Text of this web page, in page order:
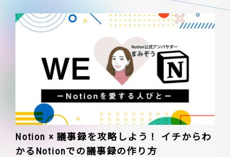
Notion × 議事録を攻略しよう！ イチからわ
かるNotionでの議事録の作り方